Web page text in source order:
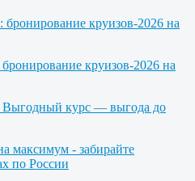
круизов-2026 на
круизов-2026 на
Выгодный курс — выгода до
максимум - забирайте
по России